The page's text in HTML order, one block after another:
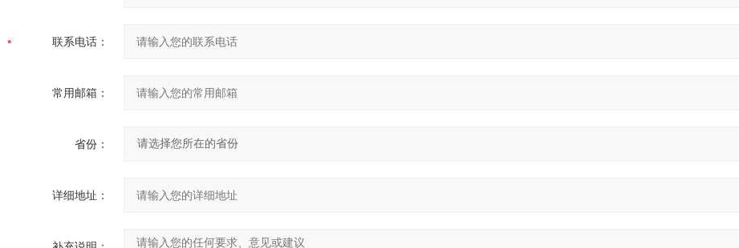
联系电话：
常用邮箱：
省份：
详细地址：